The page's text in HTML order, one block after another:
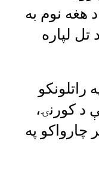
هغه نوم به
لپاره
راتلونکو
د کورنۍ،
چارواکو په